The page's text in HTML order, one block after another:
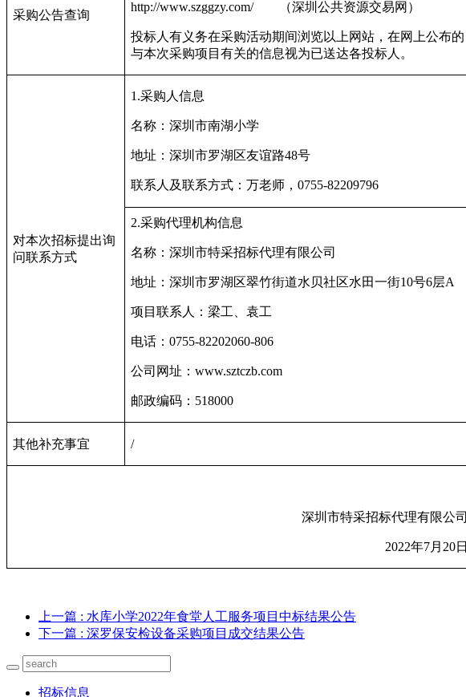
采购公告查询
http://www.szggzy.com/ （深圳公共资源交易网）
投标人有义务在采购活动期间浏览以上网站，在网上公布的
与本次采购项目有关的信息视为已送达各投标人。
对本次招标提出询
问联系方式
1.采购人信息
名称：深圳市南湖小学
地址：深圳市罗湖区友谊路48号
联系人及联系方式：万老师， 0755-82209796
2.采购代理机构信息
名称：深圳市特采招标代理有限公司
地址：深圳市罗湖区翠竹街道水贝社区水田一街10号6层A
项目联系人：梁工、袁工
电话： 0755-82202060-806
公司网址： www.sztczb.com
邮政编码： 518000
其他补充事宜 /
深圳市特采招标代理有限公司
2022年7月 20日
上一篇 : 水库小学2022年食堂人工服务项目中标结果公告
下一篇 : 深罗保安检设备采购项目成交结果公告
招标信息